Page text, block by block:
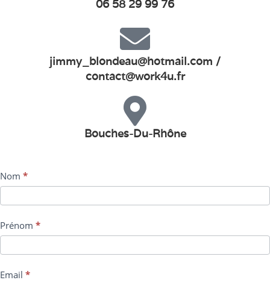
06 58 29 99 76
jimmy_blondeau@hotmail.com /
contact@work4u.fr
Bouches-Du-Rhône
Formulaire
contact
Nom *
Prénom *
Email *